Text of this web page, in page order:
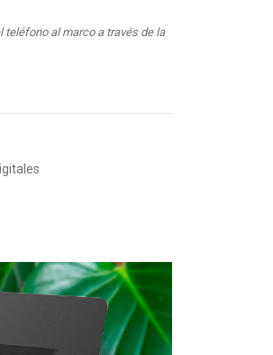
teléfono al marco a través de la